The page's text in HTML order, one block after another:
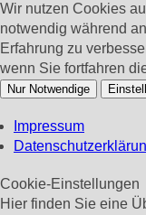
Wir nutzen Cookies
notwendig während
Erfahrung zu
wenn Sie fortfahren
Nur Notwendige
Impressum
Cookie-Einstellungen
Hier finden Sie eine